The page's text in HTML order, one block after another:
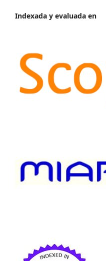
Indexada y evaluada en